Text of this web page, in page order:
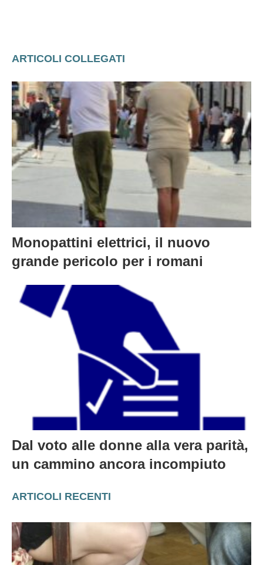
importante da trasformarsi in delinquenti.
ARTICOLI COLLEGATI
Monopattini elettrici, il nuovo
grande pericolo per i romani
Dal voto alle donne alla vera parità,
un cammino ancora incompiuto